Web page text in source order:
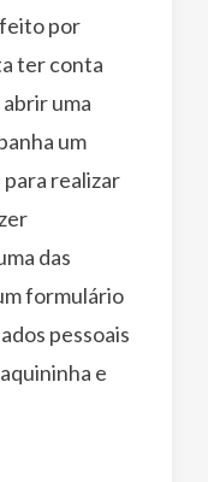
por
ter conta
uma
um
realizar
das
formulário
pessoais
e